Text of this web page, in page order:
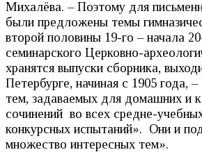
Михалёва. – Поэтому для
были предложены темы
второй половины 19-го – начала
семинарского Церковно-
хранятся выпуски сборника,
Петербурге, начиная с 1905 года,
тем, задаваемых для домашних и
сочинений во всех средне-
конкурсных испытаний». Они и
множество интересных тем».